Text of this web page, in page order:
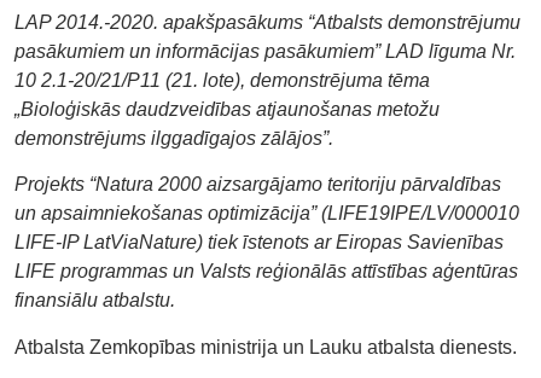
LAP 2014.-2020. apakšpasākums “Atbalsts demonstrējumu
pasākumiem un informācijas pasākumiem” LAD līguma Nr.
10 2.1-20/21/P11 (21. lote), demonstrējuma tēma
„Bioloģiskās daudzveidības atjaunošanas metožu
demonstrējums ilggadīgajos zālājos”.
Projekts “Natura 2000 aizsargājamo teritoriju pārvaldības
un apsaimniekošanas optimizācija” (LIFE19IPE/LV/000010
LIFE-IP LatViaNature) tiek īstenots ar Eiropas Savienības
LIFE programmas un Valsts reģionālās attīstības aģentūras
finansiālu atbalstu.
​Atbalsta Zemkopības ministrija un Lauku atbalsta dienests.